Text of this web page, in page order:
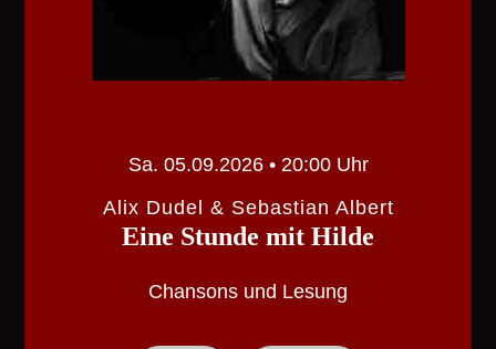
Sa. 05.09.2026 • 20:00 Uhr
Alix Dudel & Sebastian Albert
Eine Stunde mit Hilde
Chansons und Lesung